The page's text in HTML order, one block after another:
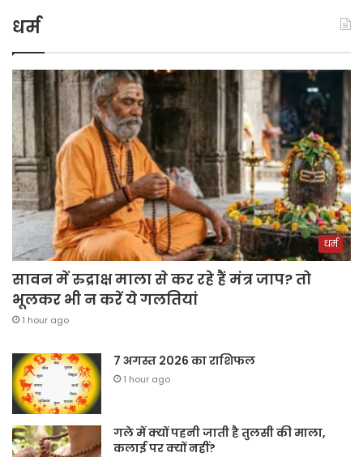
धर्म
धर्म
सावन में रुद्राक्ष माला से कर रहे हैं मंत्र जाप? तो
भूलकर भी न करें ये गलतियां
1 hour ago
7 अगस्त 2026 का राशिफल
1 hour ago
गले में क्यों पहनी जाती है तुलसी की माला,
कलाई पर क्यों नहीं?